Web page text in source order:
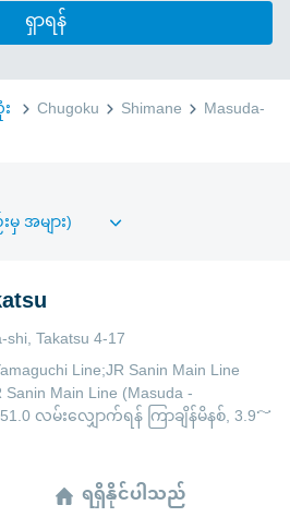
ရှာရန်
Chugoku Shimane Masuda-
Takatsu 4-17
Line;JR Sanin Main Line
Main Line (Masuda -
လမ်းလျှောက်ရန် ကြာချိန်မိနစ်, 3.9～
ရရှိနိုင်ပါသည်